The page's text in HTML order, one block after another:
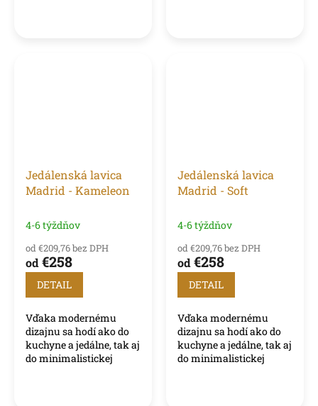
Jedálenská lavica
Madrid - Kameleon
4-6 týždňov
od €209,76 bez DPH
od €258
DETAIL
Vďaka modernému
dizajnu sa hodí ako do
kuchyne a jedálne, tak aj
do minimalistickej
Jedálenská lavica
Madrid - Soft
4-6 týždňov
od €209,76 bez DPH
od €258
DETAIL
Vďaka modernému
dizajnu sa hodí ako do
kuchyne a jedálne, tak aj
do minimalistickej